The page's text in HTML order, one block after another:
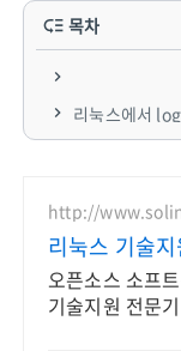
목차
리눅스에서
http://
리눅스 기술
기술지원 노
오픈소스 소프
기술지원 전문